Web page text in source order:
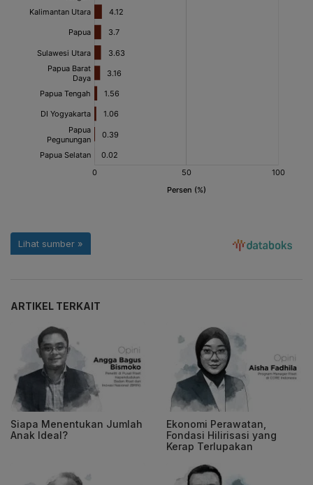
ARTIKEL TERKAIT
Siapa Menentukan Jumlah
Anak Ideal?
Ekonomi Perawatan,
Fondasi Hilirisasi yang
Kerap Terlupakan